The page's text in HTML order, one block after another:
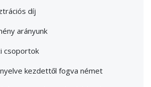
díj
arányunk
csoportok
kezdettől fogva német